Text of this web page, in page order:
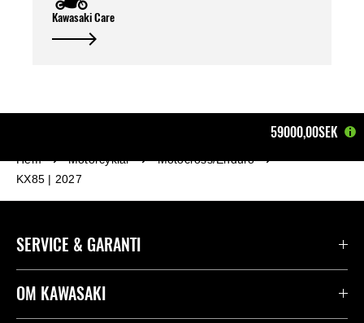
Kawasaki Care
59000,00SEK
Hem Motorcyklar
Motocross/Enduro
KX85 | 2027
SERVICE & GARANTI
Kontakta oss
OM KAWASAKI